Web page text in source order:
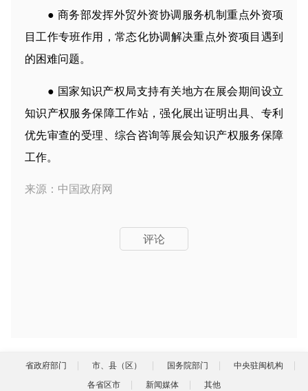
● 商务部发挥外贸外资协调服务机制重点外资项
目工作专班作用，常态化协调解决重点外资项目遇到
的困难问题。
● 国家知识产权局支持有关地方在展会期间设立
知识产权服务保障工作站，强化展出证明出具、专利
优先审查的受理、综合咨询等展会知识产权服务保障
工作。
来源：中国政府网
评论
省政府部门 市、县（区） 国务院部门
中央驻闽机构
各省区市
新闻媒体 其他